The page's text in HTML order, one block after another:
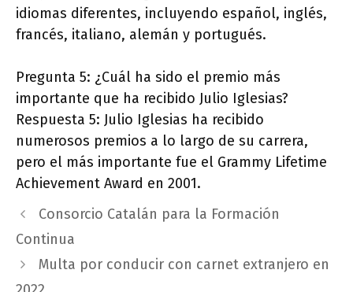
idiomas diferentes, incluyendo español, inglés,
francés, italiano, alemán y portugués.
Pregunta 5: ¿Cuál ha sido el premio más
importante que ha recibido Julio Iglesias?
Respuesta 5: Julio Iglesias ha recibido
numerosos premios a lo largo de su carrera,
pero el más importante fue el Grammy Lifetime
Achievement Award en 2001.
Consorcio Catalán para la Formación
Continua
Multa por conducir con carnet extranjero en